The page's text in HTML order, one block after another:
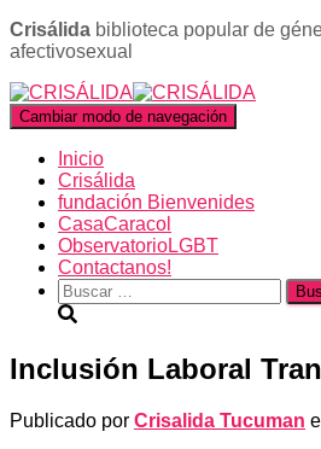
Crisálida biblioteca popular de
afectivosexual
Cambiar modo de navegación
Inicio
Crisálida
fundación Bienvenides
CasaCaracol
ObservatorioLGBT
Contactanos!
Buscar:
Inclusión Laboral
Publicado por Crisalida Tucuman el